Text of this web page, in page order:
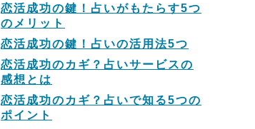
恋活成功の鍵！占いがもたらす5つ
のメリット
恋活成功の鍵！占いの活用法5つ
恋活成功のカギ？占いサービスの
感想とは
恋活成功のカギ？占いで知る5つの
ポイント